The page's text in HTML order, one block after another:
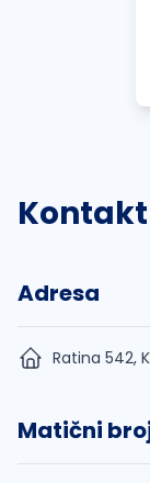
Kontakt
Adresa
Ratina 542,
Matični